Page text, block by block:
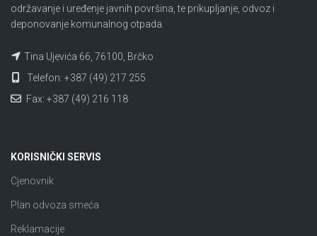
održavanje i uređenje javnih površina, te prikupljanje, odvoz i
deponovanje komunalnog otpada.
Tina Ujevića 66, 76100, Brčko
Telefon: +387 (49) 217 255
Fax: +387 (49) 216 118
KORISNIČKI SERVIS
Cjenovnik
Plan odvoza smeća
Reklamacije